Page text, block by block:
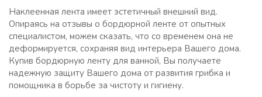
Наклеенная лента имеет эстетичный внешний вид.
Опираясь на отзывы о бордюрной ленте от опытных
специалистом, можем сказать, что со временем она не
деформируется, сохраняя вид интерьера Вашего дома.
Купив бордюрную ленту для ванной, Вы получаете
надежную защиту Вашего дома от развития грибка и
помощника в борьбе за чистоту и гигиену.